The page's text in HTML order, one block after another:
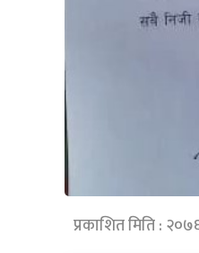
प्रकाशित मिति :